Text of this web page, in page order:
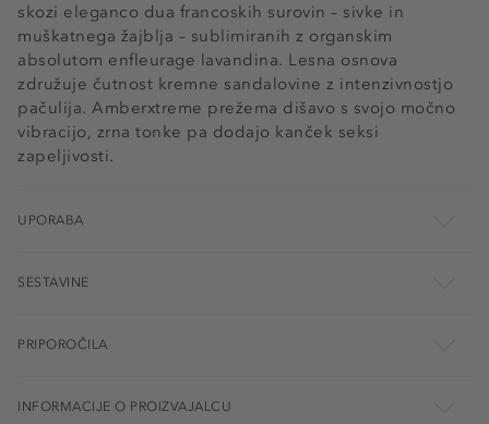
skozi eleganco dua francoskih surovin – sivke in
muškatnega žajblja – sublimiranih z organskim
absolutom enfleurage lavandina. Lesna osnova
združuje čutnost kremne sandalovine z intenzivnostjo
pačulija. Amberxtreme prežema dišavo s svojo močno
vibracijo, zrna tonke pa dodajo kanček seksi
zapeljivosti.
UPORABA
SESTAVINE
PRIPOROČILA
INFORMACIJE O PROIZVAJALCU